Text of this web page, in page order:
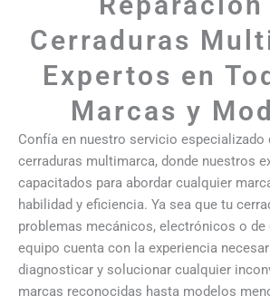
Cerraduras
Expertos en
Marcas y
Confía en nuestro servicio especializado
cerraduras multimarca, donde nuestros
capacitados para abordar cualquier
habilidad y eficiencia. Ya sea que tu
problemas mecánicos, electrónicos o
equipo cuenta con la experiencia
diagnosticar y solucionar cualquier
marcas reconocidas hasta modelos